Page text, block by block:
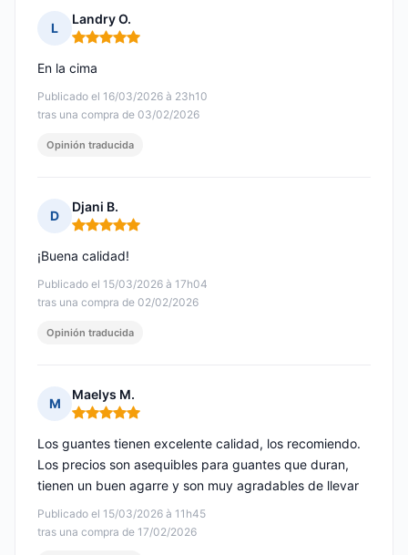
L
Landry O.
Nota: 5 de 5
Publicado el 16/03/2026 à 23h10
tras una compra de 03/02/2026
En la cima
Opinión traducida
D
Djani B.
Nota: 5 de 5
Publicado el 15/03/2026 à 17h04
tras una compra de 02/02/2026
¡Buena calidad!
Opinión traducida
M
Maelys M.
Nota: 5 de 5
Publicado el 15/03/2026 à 11h45
tras una compra de 17/02/2026
Los guantes tienen excelente calidad, los recomiendo.
Los precios son asequibles para guantes que duran,
tienen un buen agarre y son muy agradables de llevar